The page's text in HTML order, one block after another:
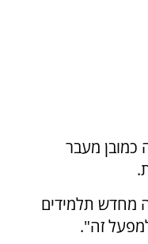
200 דפי גמרא בשנה וזה כמובן מעבר
מחדש תלמידים
זה".